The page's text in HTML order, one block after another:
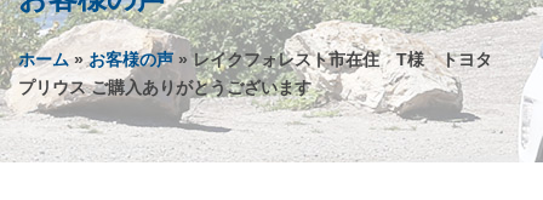
ホーム»お客様の声 » レイクフォレスト市在住 T様 トヨタ
プリウス ご購入ありがとうございます